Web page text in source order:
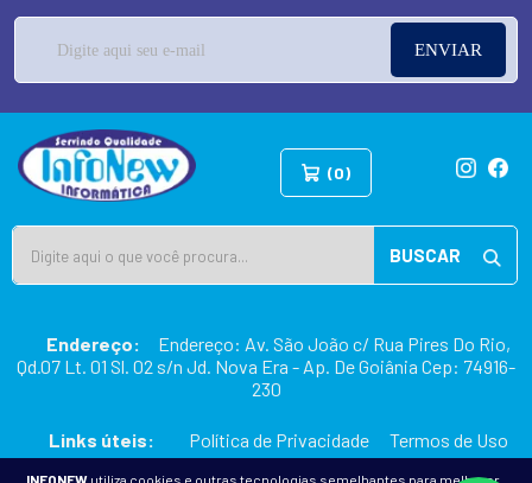
INFONEW utiliza cookies e outras tecnologias semelhantes para melhorar
ENVIAR
(0)
BUSCAR
Endereço:
Endereço: Av. São João c/ Rua Pires Do Rio,
Qd.07 Lt. 01 Sl. 02 s/n Jd. Nova Era - Ap. De Goiânia Cep: 74916-
230
Links úteis: Política de Privacidade Termos de Uso